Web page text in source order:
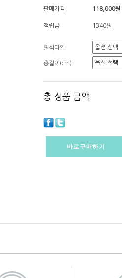
판매가격 118,000원
적립금 1340원
원석타입
총길이(cm)
총 상품 금액
바로구매하기